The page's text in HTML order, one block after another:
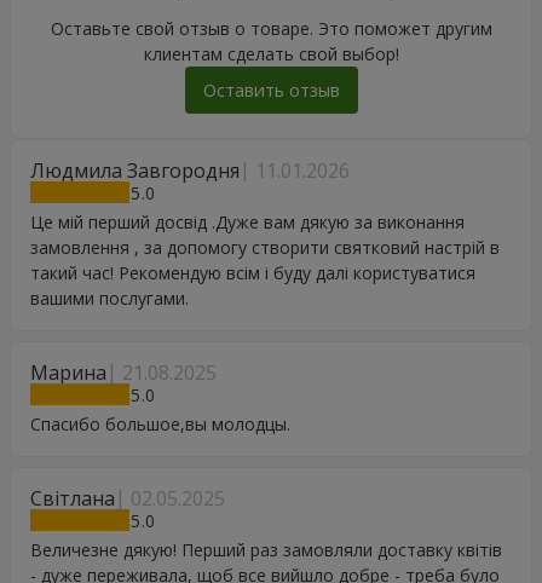
Людмила Завгородня 11.01.2026
5
Це мій перший досвід .Дуже вам дякую за виконання
замовлення , за допомогу створити святковий настрій в
такий час! Рекомендую всім і буду далі користуватися
вашими послугами.
Марина 21.08.2025
5
Спасибо большое,вы молодцы.
Світлана 02.05.2025
5
Величезне дякую! Перший раз замовляли доставку квітів
- дуже переживала, щоб все вийшло добре - треба було
Оставьте свой отзыв о товаре. Это поможет другим
клиентам сделать свой выбор!
Оставить отзыв